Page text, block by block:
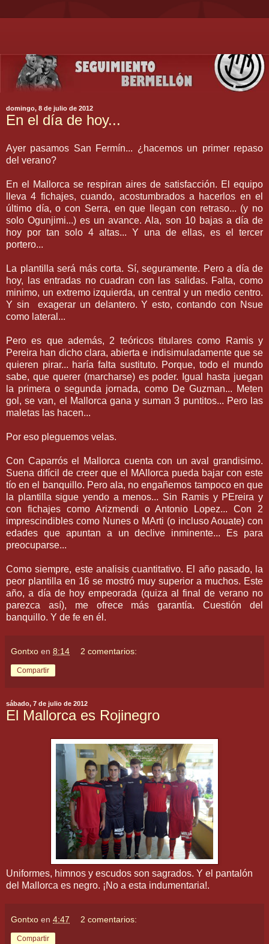
domingo, 8 de julio de 2012
En el día de hoy...
Ayer pasamos San Fermín... ¿hacemos un primer repaso
del verano?
En el Mallorca se respiran aires de satisfacción. El equipo
lleva 4 fichajes, cuando, acostumbrados a hacerlos en el
último día, o con Serra, en que llegan con retraso... (y no
solo Ogunjimi...) es un avance. Ala, son 10 bajas a día de
hoy por tan solo 4 altas... Y una de ellas, es el tercer
portero...
La plantilla será más corta. Sí, seguramente. Pero a día de
hoy, las entradas no cuadran con las salidas. Falta, como
minimo, un extremo izquierda, un central y un medio centro.
Y sin exagerar un delantero. Y esto, contando con Nsue
como lateral...
Pero es que además, 2 teóricos titulares como Ramis y
Pereira han dicho clara, abierta e indisimuladamente que se
quieren pirar... haría falta sustituto. Porque, todo el mundo
sabe, que querer (marcharse) es poder. Igual hasta juegan
la primera o segunda jornada, como De Guzman... Meten
gol, se van, el Mallorca gana y suman 3 puntitos... Pero las
maletas las hacen...
Por eso pleguemos velas.
Con Caparrós el Mallorca cuenta con un aval grandisimo.
Suena difícil de creer que el MAllorca pueda bajar con este
tío en el banquillo. Pero ala, no engañemos tampoco en que
la plantilla sigue yendo a menos... Sin Ramis y PEreira y
con fichajes como Arizmendi o Antonio Lopez... Con 2
imprescindibles como Nunes o MArti (o incluso Aouate) con
edades que apuntan a un declive inminente... Es para
preocuparse...
Como siempre, este analisis cuantitativo. El año pasado, la
peor plantilla en 16 se mostró muy superior a muchos. Este
año, a día de hoy empeorada (quiza al final de verano no
parezca así), me ofrece más garantía. Cuestión del
banquillo. Y de fe en él.
Gontxo en 8:14 2 comentarios:
Compartir
sábado, 7 de julio de 2012
El Mallorca es Rojinegro
Uniformes, himnos y escudos son sagrados. Y el pantalón
del Mallorca es negro. ¡No a esta indumentaria!.
Gontxo en 4:47 2 comentarios:
Compartir